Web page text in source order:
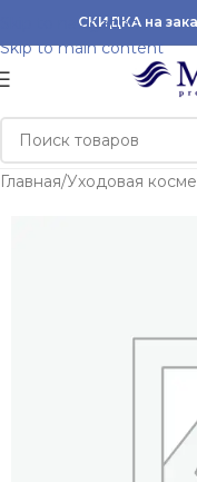
Skip to navigation
Skip to main content
СКИДКА на
Главная/Уходовая